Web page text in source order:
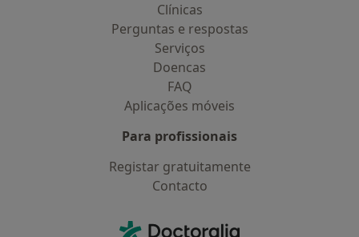
Clínicas
Perguntas e respostas
Serviços
Doencas
FAQ
Aplicações móveis
Para profissionais
Registar gratuitamente
Contacto
Doctoralia - Homepage